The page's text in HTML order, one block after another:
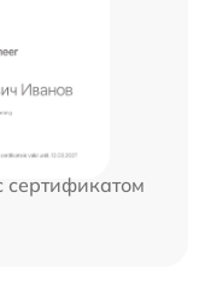
сертификатом